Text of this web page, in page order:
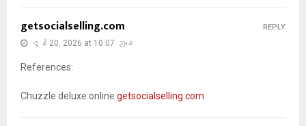
getsocialselling.com
ဇွန် 20, 2026 at 10:07 ညနေ
References:
Chuzzle deluxe online getsocialselling.com
REPLY